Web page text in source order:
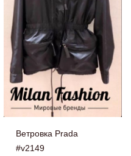
Ветровка Prada
#v2149